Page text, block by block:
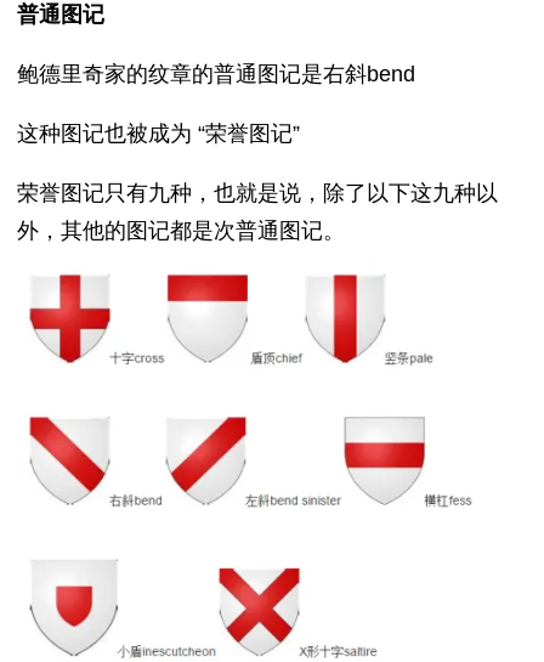
普通图记
鲍德里奇家的纹章的普通图记是右斜bend
这种图记也被成为 “荣誉图记”
荣誉图记只有九种，也就是说，除了以下这九种以
外，其他的图记都是次普通图记。